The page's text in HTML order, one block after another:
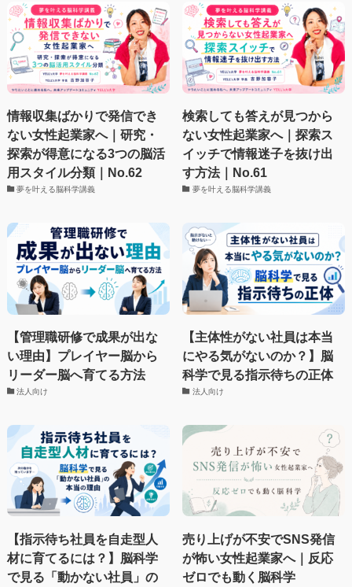
情報収集ばかりで発信でき
ない女性起業家へ｜研究・
探索が得意になる3つの脳活
用スタイル分類｜No.62
夢を叶える脳科学講義
検索しても答えが見つから
ない女性起業家へ｜探索ス
イッチで情報迷子を抜け出
す方法｜No.61
夢を叶える脳科学講義
【管理職研修で成果が出な
い理由】プレイヤー脳から
リーダー脳へ育てる方法
法人向け
【主体性がない社員は本当
にやる気がないのか？】脳
科学で見る指示待ちの正体
法人向け
【指示待ち社員を自走型人
材に育てるには？】脳科学
で見る「動かない社員」の
売り上げが不安でSNS発信
が怖い女性起業家へ｜反応
ゼロでも動く脳科学